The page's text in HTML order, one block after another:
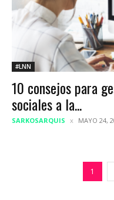
#LNN
10 consejos para
sociales a la...
SARKOSARQUIS MAYO 24,
1